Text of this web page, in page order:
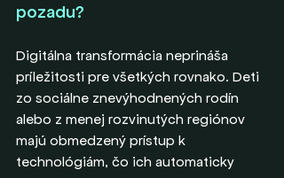
pozadu?
Digitálna transformácia neprináša
príležitosti pre všetkých rovnako. Deti
zo sociálne znevýhodnených rodín
alebo z menej rozvinutých regiónov
majú obmedzený prístup k
technológiám, čo ich automaticky